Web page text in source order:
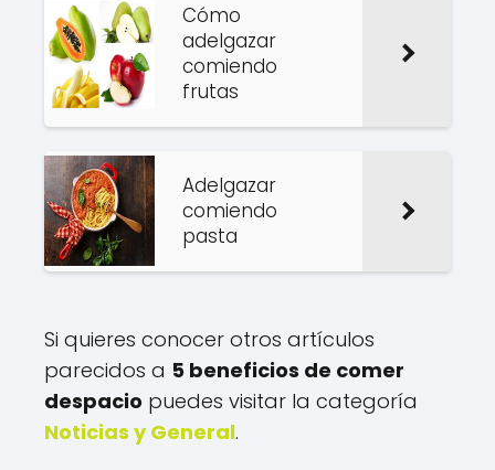
Cómo
adelgazar
comiendo
frutas
Adelgazar
comiendo
pasta
Si quieres conocer otros artículos
parecidos a 5 beneficios de comer
despacio puedes visitar la categoría
Noticias y General.